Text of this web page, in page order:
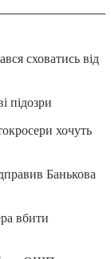
сховатись від
хочуть
Банькова
вбити